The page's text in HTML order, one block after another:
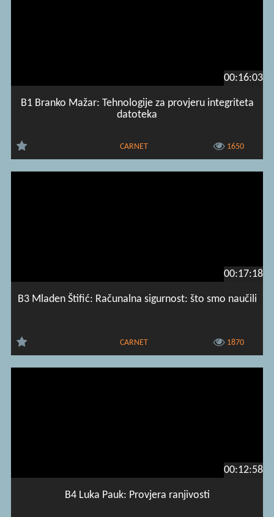
00:16:03
B1 Branko Mažar: Tehnologije za provjeru integriteta
datoteka
CARNET 1650
00:17:18
B3 Mladen Štifić: Računalna sigurnost: što smo naučili
CARNET 1870
00:12:58
B4 Luka Pauk: Provjera ranjivosti